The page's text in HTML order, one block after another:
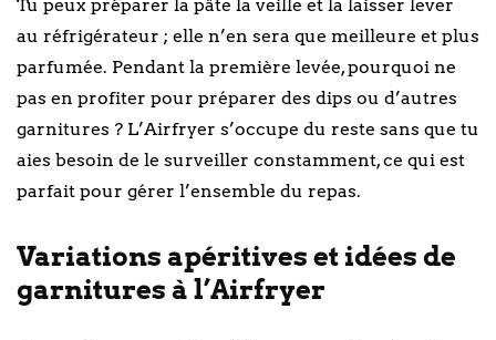
Tu peux préparer la pâte la veille et la laisser lever
au réfrigérateur ; elle n’en sera que meilleure et plus
parfumée. Pendant la première levée, pourquoi ne
pas en profiter pour préparer des dips ou d’autres
garnitures ? L’Airfryer s’occupe du reste sans que tu
aies besoin de le surveiller constamment, ce qui est
parfait pour gérer l’ensemble du repas.
Variations apéritives et idées de
garnitures à l’Airfryer